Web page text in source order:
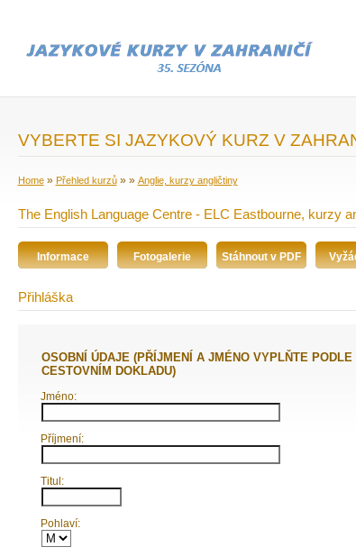
VYBERTE SI JAZYKOVÝ KURZ V
Home» Přehled kurzů» » Anglie, kurzy angličtiny
The English Language Centre - ELC Eastbourne, kurzy
Informace Fotogalerie Stáhnout v PDF
Přihláška
OSOBNÍ ÚDAJE (PŘÍJMENÍ A JMÉNO VYPLŇTE PODLE ÚDAJŮ VE VAŠEM
CESTOVNÍM DOKLADU)
Jméno:
Příjmení:
Titul:
Pohlaví: